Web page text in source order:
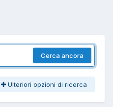
Cerca ancora
Ulteriori opzioni di ricerca